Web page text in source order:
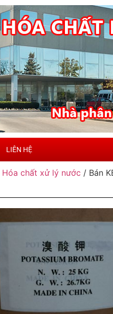
LIÊN HỆ
Hóa chất xử lý nước / Bán